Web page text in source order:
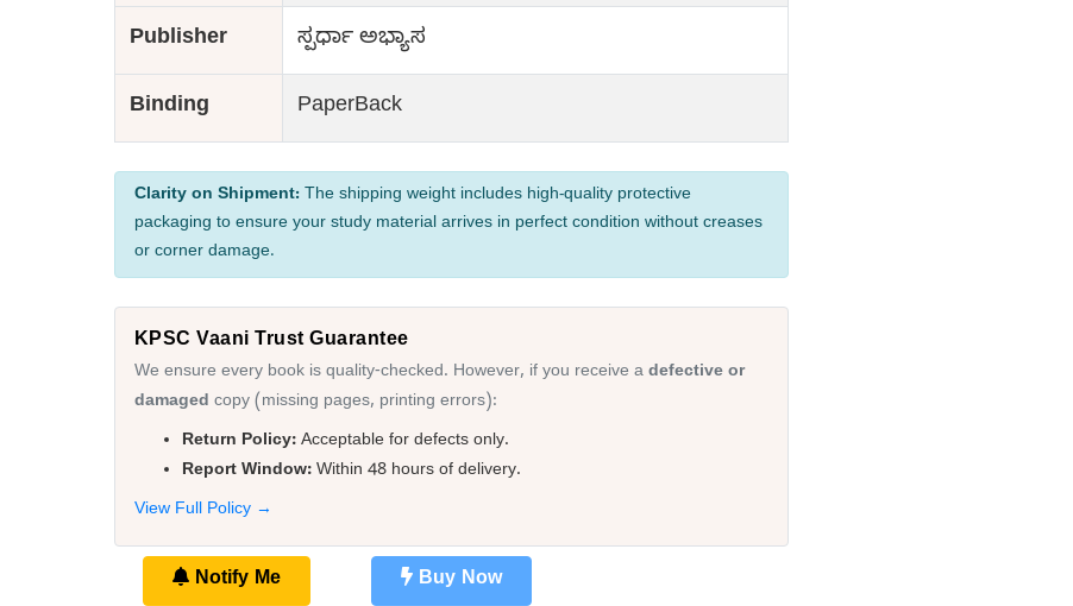
Publisher ಸ್ಪರ್ಧಾ ಅಭ್ಯಾಸ
Binding PaperBack
Clarity on Shipment:The shipping weight includes high-quality protective
packaging to ensure your study material arrives in perfect condition without creases
or corner damage.
KPSC Vaani Trust Guarantee
We ensure every book is quality-checked. However, if you receive a defective or
damaged copy (missing pages, printing errors):
Return Policy:Acceptable for defects only.
Report Window:Within 48 hours of delivery.
View Full Policy →
Notify Me Buy Now